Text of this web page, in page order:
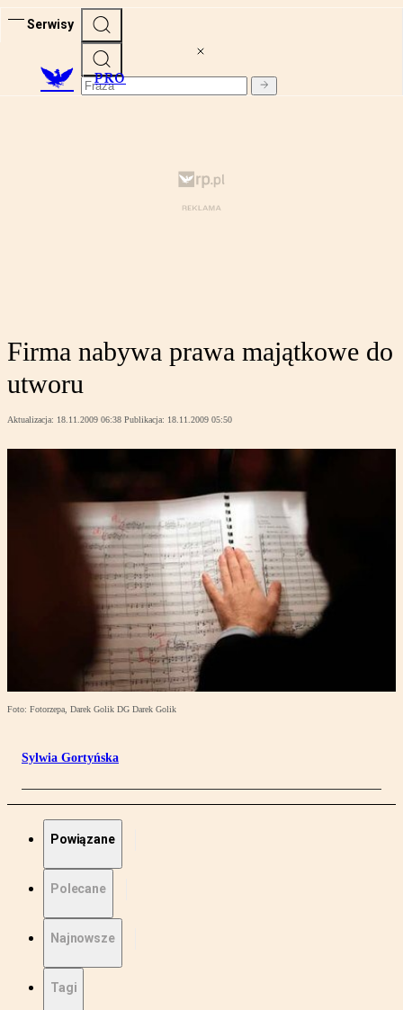
Serwisy
PRO
Firma nabywa prawa majątkowe do
utworu
Aktualizacja: 18.11.2009 06:38 Publikacja: 18.11.2009 05:50
Foto: Fotorzepa, Darek Golik DG Darek Golik
Sylwia Gortyńska
Powiązane
Polecane
Najnowsze
Tagi